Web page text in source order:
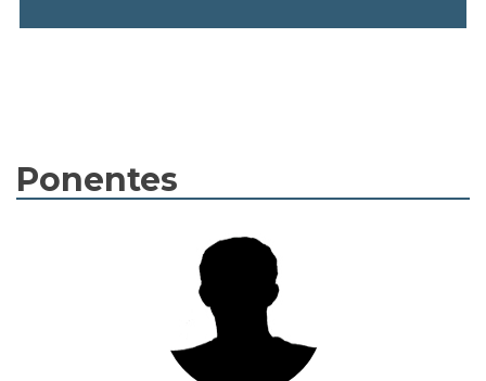
Ponentes